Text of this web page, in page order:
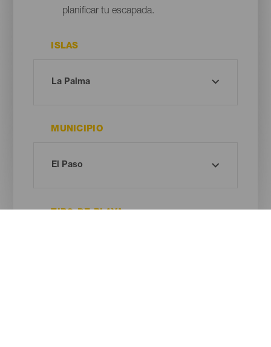
planificar tu escapada.
ISLAS
MUNICIPIO
TIPO DE PLAYA